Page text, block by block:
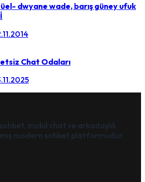
dwyane wade, barış güney ufuk
Chat Odaları
mobil chat ve arkadaşlık
modern sohbet platformudur.